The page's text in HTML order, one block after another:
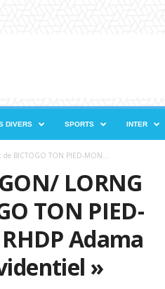
DIVERS SPORTS INTER
BICTOGO TON PIED-MON...
LORNG
TON PIED-
Adama
»